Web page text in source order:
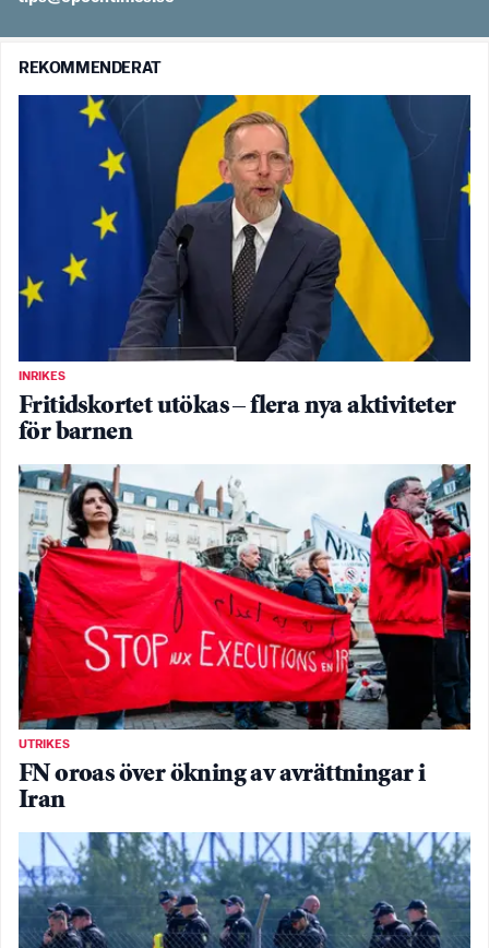
REKOMMENDERAT
INRIKES
Fritidskortet utökas – flera nya aktiviteter
för barnen
UTRIKES
FN oroas över ökning av avrättningar i
Iran